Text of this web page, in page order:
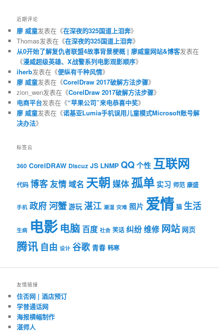
近期评论
廖 威童发表在《在深夜的325国道上泪奔》
Thomas发表在《在深夜的325国道上泪奔》
从0开始了解复仇者联盟4故事背景梗概 | 廖威童网站&博客发表在
《漫威超级英雄、X战警系列电影观影顺序》
iherb发表在《便纵有千种风情》
廖 威童发表在《CorelDraw 2017破解方法步骤》
zion_wen发表在《CorelDraw 2017破解方法步骤》
电商平台发表在《“苹果公司”来电恭喜中奖》
廖 威童发表在《诺基亚Lumia手机误用儿童模式Microsoft账号解
决办法》
标签云
360 CorelDRAW Discuz JS LNMP QQ个性 互联网
代码 博客友情域名 天朝 媒体 孤单 实习 师范 康盛
手机 政府河蟹 游玩 湛江 潮湿 灾难 照片 爱情 猫 生活
生病 电影 电脑 百度 社会 笑话 纠纷维修 网站 网页
腾讯 自由 设计 谷歌 青春 韩寒
友情链接
住否网 | 酒店预订
学普通话网
海报横幅制作
湛师人